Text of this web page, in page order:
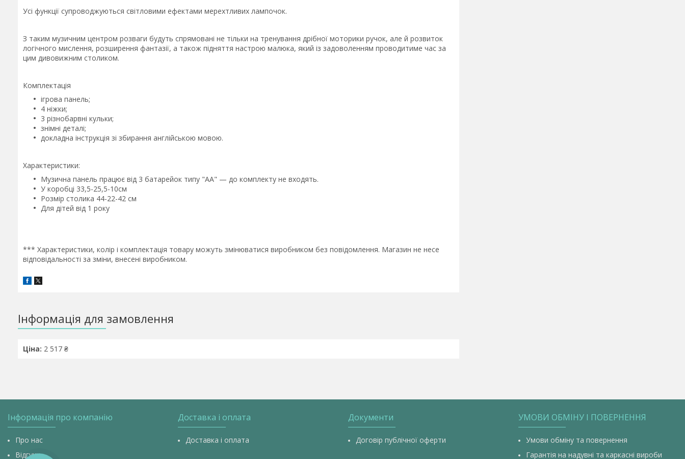
Усі функції супроводжуються світловими ефектами мерехтливих лампочок.
З таким музичним центром розваги будуть спрямовані не тільки на тренування дрібної моторики ручок, але й розвиток
логічного мислення, розширення фантазії, а також підняття настрою малюка, який із задоволенням проводитиме час за
цим дивовижним столиком.
Комплектація
ігрова панель;
4 ніжки;
3 різнобарвні кульки;
знімні деталі;
докладна інструкція зі збирання англійською мовою.
Характеристики:
Музична панель працює від 3 батарейок типу "АА" — до комплекту не входять.
У коробці 33,5-25,5-10см
Розмір столика 44-22-42 см
Для дітей від 1 року
*** Характеристики, колір і комплектація товару можуть змінюватися виробником без повідомлення. Магазин не несе
відповідальності за зміни, внесені виробником.
Інформація для замовлення
Ціна: 2 517 ₴
Інформація про компанію
Про нас
Відгуки
Доставка і оплата
Доставка і оплата
Документи
Договір публічної оферти
УМОВИ ОБМІНУ І ПОВЕРНЕННЯ
Умови обміну та повернення
Гарантія на надувні та каркасні вироби